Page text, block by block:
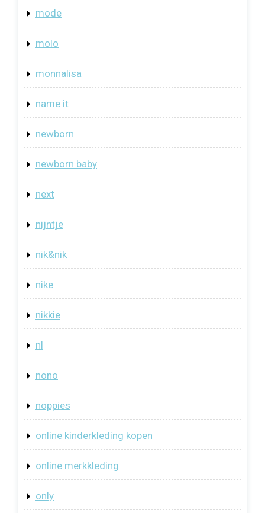
mode
molo
monnalisa
name it
newborn
newborn baby
next
nijntje
nik&nik
nike
nikkie
nl
nono
noppies
online kinderkleding kopen
online merkkleding
only